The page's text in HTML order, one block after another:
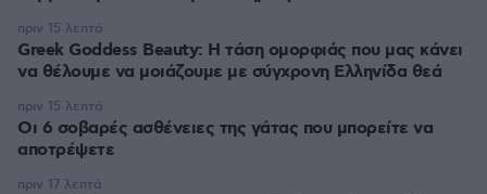
Greek Goddess Beauty: Η τάση ομορφιάς που μας κάνει
να θέλουμε να μοιάζουμε με σύγχρονη Ελληνίδα θεά
πριν 15 λεπτά
Οι 6 σοβαρές ασθένειες της γάτας που μπορείτε να
αποτρέψετε
πριν 15 λεπτά
πριν 17 λεπτά